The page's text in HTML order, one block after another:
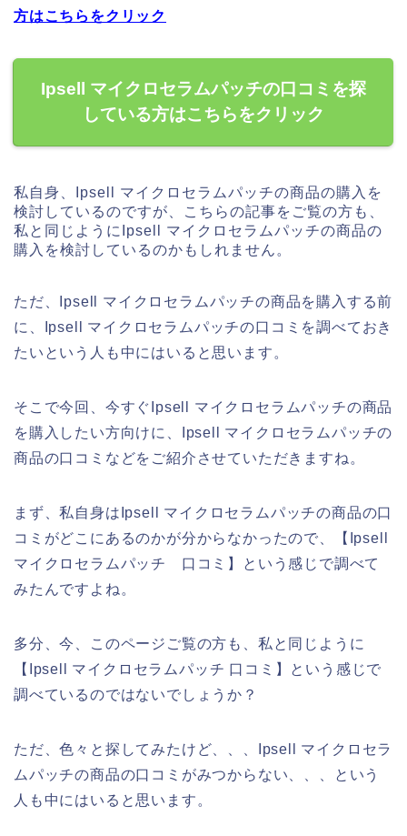
方はこちらをクリック
Ipsell マイクロセラムパッチの口コミを探
している方はこちらをクリック
私自身、Ipsell マイクロセラムパッチの商品の購入を
検討しているのですが、こちらの記事をご覧の方も、
私と同じようにIpsell マイクロセラムパッチの商品の
購入を検討しているのかもしれません。
ただ、Ipsell マイクロセラムパッチの商品を購入する前
に、Ipsell マイクロセラムパッチの口コミを調べておき
たいという人も中にはいると思います。
そこで今回、今すぐIpsell マイクロセラムパッチの商品
を購入したい方向けに、Ipsell マイクロセラムパッチの
商品の口コミなどをご紹介させていただきますね。
まず、私自身はIpsell マイクロセラムパッチの商品の口
コミがどこにあるのかが分からなかったので、【Ipsell
マイクロセラムパッチ 口コミ】という感じで調べて
みたんですよね。
多分、今、このページご覧の方も、私と同じように
【Ipsell マイクロセラムパッチ 口コミ】という感じで
調べているのではないでしょうか？
ただ、色々と探してみたけど、、、Ipsell マイクロセラ
ムパッチの商品の口コミがみつからない、、、という
人も中にはいると思います。